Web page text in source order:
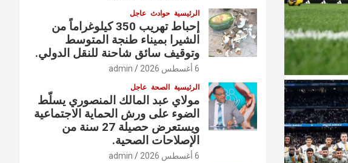
الرئيسية حوادث عاجل
إحباط تهريب 350 كيلوغراماً من
الشيرا بميناء طنجة المتوسط
وتوقيف سائق شاحنة للنقل الدولي.
6 أغسطس 2026 admin
الرئيسية الصحة عاجل
مولاي عبد المالك المنصوري يسلّط
الضوء على ورش الحماية الاجتماعية
ويستعرض حصيلة 27 سنة من
الإصلاحات الصحية.
6 أغسطس 2026 admin